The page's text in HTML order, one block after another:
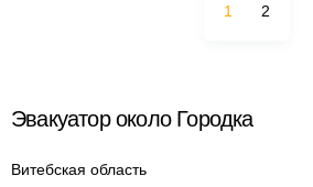
1 2
Эвакуатор около Городка
Витебская область